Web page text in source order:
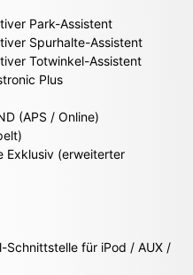
Park-Assistent
Spurhalte-Assistent
Totwinkel-Assistent
Plus
(APS / Online)
Exklusiv (erweiterter
Schnittstelle für iPod / AUX /